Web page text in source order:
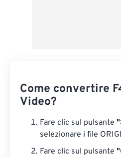
Come convertire
Video?
Fare clic sul pulsante
selezionare i file
Fare clic sul pulsante